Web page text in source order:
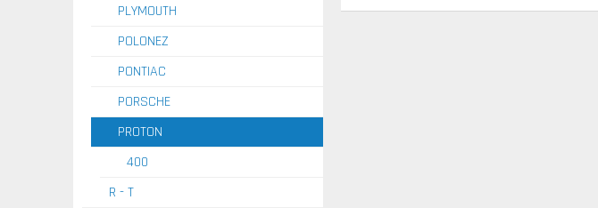
PLYMOUTH
POLONEZ
PONTIAC
PORSCHE
PROTON
400
R - T